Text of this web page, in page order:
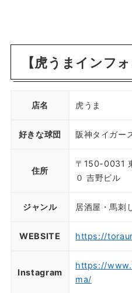
【虎うまインフ
店名 虎うま
好きな球団 阪神タイガー
住所
〒150-0031
０ 吉野ビル
ジャンル 居酒屋・馬刺
WEBSITE https://
Instagram
https://
ma/